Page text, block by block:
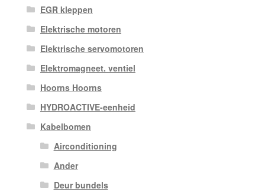
EGR kleppen
Elektrische motoren
Elektrische servomotoren
Elektromagneet. ventiel
Hoorns Hoorns
HYDROACTIVE-eenheid
Kabelbomen
Airconditioning
Ander
Deur bundels